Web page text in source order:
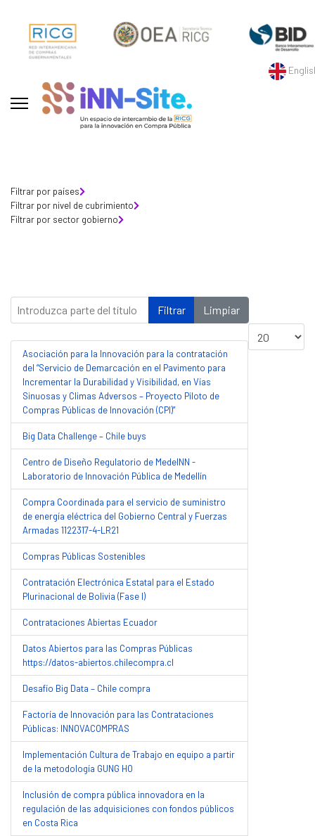
Filtrar por países
Filtrar por nivel de cubrimiento
Filtrar por sector gobierno
Filtrar Limpiar
Asociación para la Innovación para la contratación
del “Servicio de Demarcación en el Pavimento para
Incrementar la Durabilidad y Visibilidad, en Vías
Sinuosas y Climas Adversos – Proyecto Piloto de
Compras Públicas de Innovación (CPI)”
Big Data Challenge – Chile buys
Centro de Diseño Regulatorio de MedeINN -
Laboratorio de Innovación Pública de Medellín
Compra Coordinada para el servicio de suministro
de energía eléctrica del Gobierno Central y Fuerzas
Armadas 1122317-4-LR21
Compras Públicas Sostenibles
Contratación Electrónica Estatal para el Estado
Plurinacional de Bolivia (Fase I)
Contrataciones Abiertas Ecuador
Datos Abiertos para las Compras Públicas
https://datos-abiertos.chilecompra.cl
Desafío Big Data – Chile compra
Factoría de Innovación para las Contrataciones
Públicas: INNOVACOMPRAS
Implementación Cultura de Trabajo en equipo a partir
de la metodología GUNG HO
Inclusión de compra pública innovadora en la
regulación de las adquisiciones con fondos públicos
en Costa Rica